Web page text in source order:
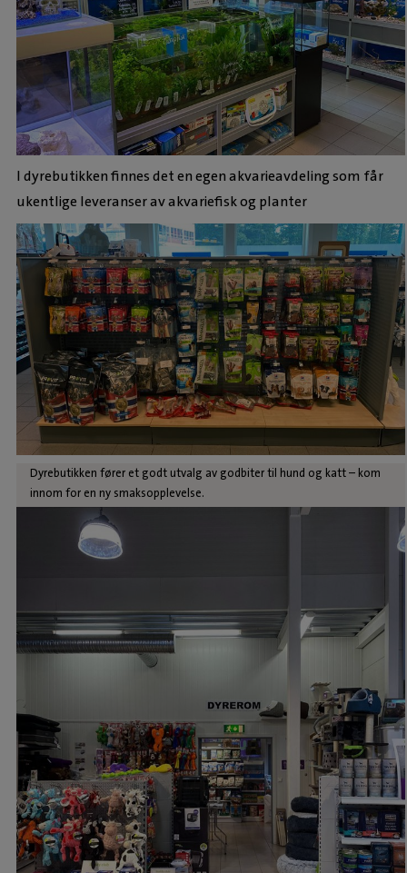
I dyrebutikken finnes det en egen akvarieavdeling som får
ukentlige leveranser av akvariefisk og planter
Dyrebutikken fører et godt utvalg av godbiter til hund og katt – kom
innom for en ny smaksopplevelse.